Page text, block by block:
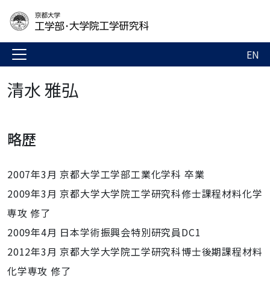
EN
清水 雅弘
略歴
2007年3月 京都大学工学部工業化学科 卒業
2009年3月 京都大学大学院工学研究科修士課程材料化学
専攻 修了
2009年4月 日本学術振興会特別研究員DC1
2012年3月 京都大学大学院工学研究科博士後期課程材料
化学専攻 修了